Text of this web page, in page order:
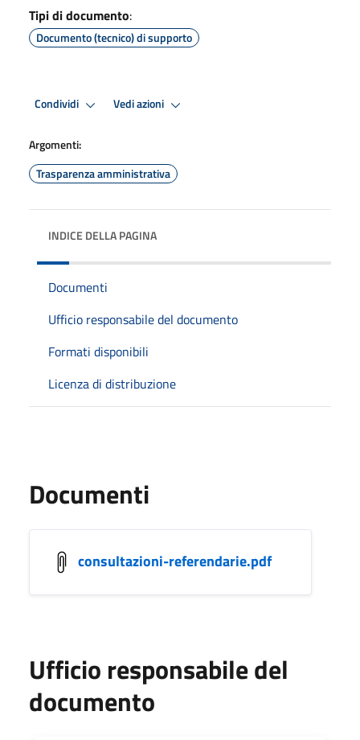
Tipi di documento:
Documento (tecnico) di supporto
Condividi Vedi azioni
Argomenti:
Trasparenza amministrativa
INDICE DELLA PAGINA
Documenti
Ufficio responsabile del documento
Formati disponibili
Licenza di distribuzione
Documenti
consultazioni-referendarie.pdf
Ufficio responsabile del
documento